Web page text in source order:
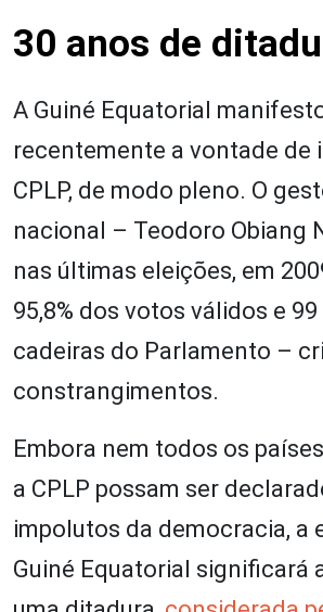
30 anos de
A Guiné Equatorial
recentemente a vontade de
CPLP, de modo pleno. O
nacional – Teodoro Obiang
nas últimas eleições, em
95,8% dos votos válidos e 99
cadeiras do Parlamento –
constrangimentos.
Embora nem todos os
a CPLP possam ser
impolutos da democracia, a
Guiné Equatorial significará